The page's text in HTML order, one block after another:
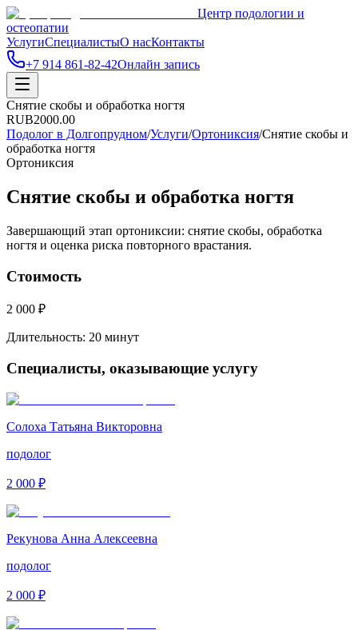
Центр подологии и
остеопатии
УслугиСпециалистыО насКонтакты
+7 914 861-82-42Онлайн запись
Снятие скобы и обработка ногтя
RUB2000.00
Подолог в Долгопрудном/Услуги/Ортониксия/Снятие скобы и
обработка ногтя
Ортониксия
Снятие скобы и обработка ногтя
Завершающий этап ортониксии: снятие скобы, обработка
ногтя и оценка риска повторного врастания.
Стоимость
2 000 ₽
Длительность: 20 минут
Специалисты, оказывающие услугу
Солоха Татьяна Викторовна
подолог
2 000 ₽
Рекунова Анна Алексеевна
подолог
2 000 ₽